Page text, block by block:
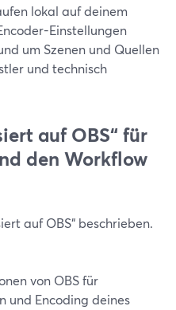
lokal auf deinem
Einstellungen
um Szenen und Quellen
und technisch
auf OBS“ für
den Workflow
auf OBS“ beschrieben.
von OBS für
und Encoding deines